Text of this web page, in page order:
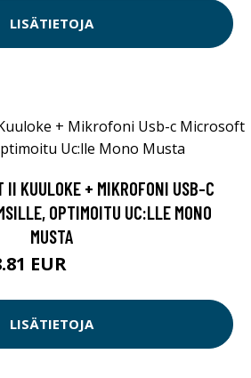
LISÄTIETOJA
II KUULOKE + MIKROFONI USB-C
OPTIMOITU UC:LLE MONO
MUSTA
EUR
LISÄTIETOJA